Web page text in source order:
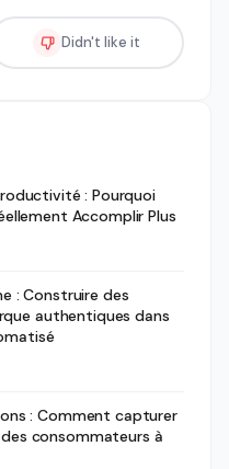
Didn't like it
: Pourquoi
Accomplir Plus
: Construire des
authentiques dans
: Comment capturer
consommateurs à